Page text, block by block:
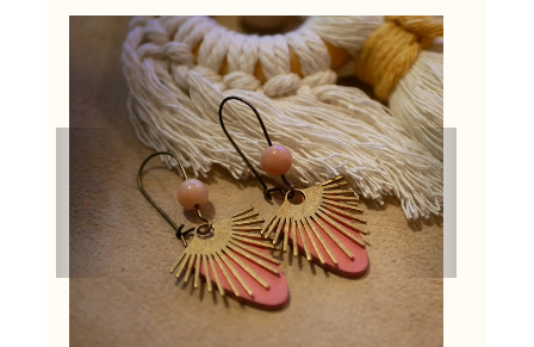
Previous Next